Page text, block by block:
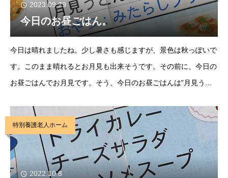
2023.09.29
今日のお昼ごはん。
今日は晴れましたね。少し暑さも感じますが、景色は秋っぽいで
す。このまま晴れるとお月見も出来そうです。その前に、今日の
お昼ごはんでお月見です。そう、今日のお昼ごはんは”月見うど
しためらってしまいます。美味しく食べつつ、今晩
特別養護老人ホーム
2022.10.8